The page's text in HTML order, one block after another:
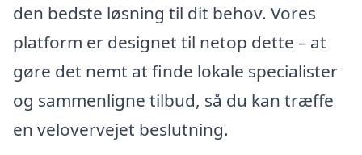
den bedste løsning til dit behov. Vores
platform er designet til netop dette – at
gøre det nemt at finde lokale specialister
og sammenligne tilbud, så du kan træffe
en velovervejet beslutning.